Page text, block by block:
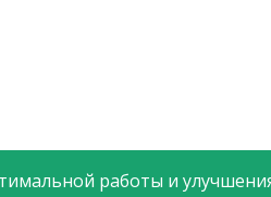
работы и